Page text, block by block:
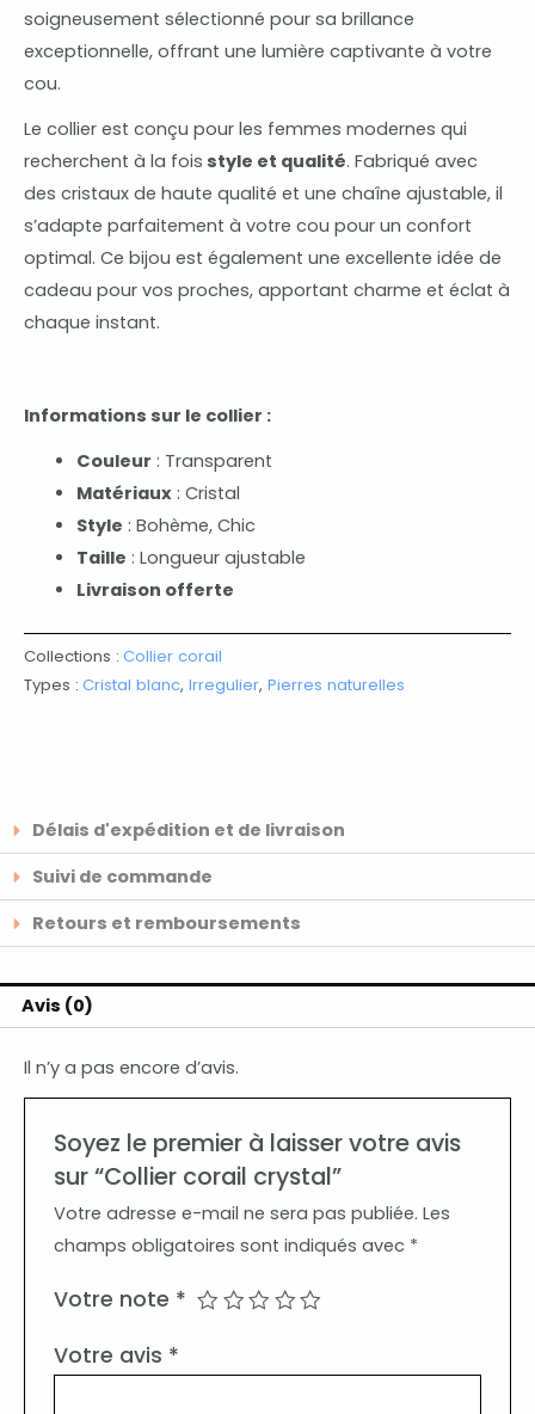
soigneusement sélectionné pour sa brillance
exceptionnelle, offrant une lumière captivante à votre
cou.
Le collier est conçu pour les femmes modernes qui
recherchent à la fois style et qualité. Fabriqué avec
des cristaux de haute qualité et une chaîne ajustable, il
s’adapte parfaitement à votre cou pour un confort
optimal. Ce bijou est également une excellente idée de
cadeau pour vos proches, apportant charme et éclat à
chaque instant.
Informations sur le collier :
Couleur : Transparent
Matériaux: Cristal
Style : Bohème, Chic
Taille : Longueur ajustable
Livraison offerte
Collections : Collier corail
Types : Cristal blanc, Irregulier, Pierres naturelles
Délais d'expédition et de livraison
Suivi de commande
Retours et remboursements
Avis (0)
Il n’y a pas encore d’avis.
Soyez le premier à laisser votre avis
sur “Collier corail crystal”
Votre adresse e-mail ne sera pas publiée. Les
champs obligatoires sont indiqués avec *
Votre note *
Votre avis *